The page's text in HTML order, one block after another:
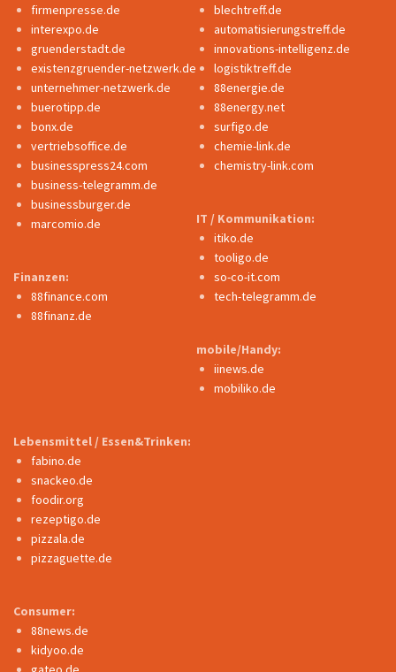
firmenpresse.de
interexpo.de
gruenderstadt.de
existenzgruender-netzwerk.de
unternehmer-netzwerk.de
buerotipp.de
bonx.de
vertriebsoffice.de
businesspress24.com
business-telegramm.de
businessburger.de
marcomio.de
Finanzen:
88finance.com
88finanz.de
blechtreff.de
automatisierungstreff.de
innovations-intelligenz.de
logistiktreff.de
88energie.de
88energy.net
surfigo.de
chemie-link.de
chemistry-link.com
IT / Kommunikation:
itiko.de
tooligo.de
so-co-it.com
tech-telegramm.de
mobile/Handy:
iinews.de
mobiliko.de
Lebensmittel / Essen&Trinken:
fabino.de
snackeo.de
foodir.org
rezeptigo.de
pizzala.de
pizzaguette.de
Consumer:
88news.de
kidyoo.de